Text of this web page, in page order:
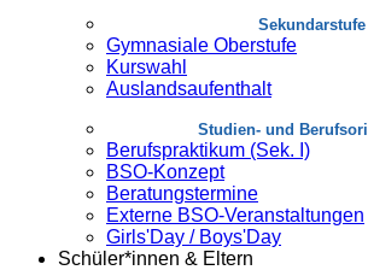
Sekundarstufe
Gymnasiale Oberstufe
Kurswahl
Auslandsaufenthalt
Studien- und
Berufspraktikum (Sek. I)
BSO-Konzept
Beratungstermine
Externe BSO-Veranstaltungen
Girls'Day / Boys'Day
Schüler*innen & Eltern